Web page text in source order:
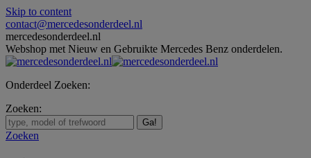
Skip to content
contact@mercedesonderdeel.nl
mercedesonderdeel.nl
Webshop met Nieuw en Gebruikte Mercedes Benz onderdelen.
Onderdeel Zoeken:
Zoeken:
Zoeken